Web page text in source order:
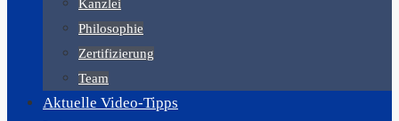
Kanzlei
Philosophie
Zertifizierung
Team
Aktuelle Video-Tipps